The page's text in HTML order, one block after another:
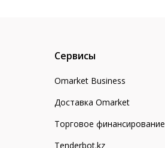
Сервисы
Omarket Business
Доставка Omarket
Торговое финансирование
Tenderbot.kz